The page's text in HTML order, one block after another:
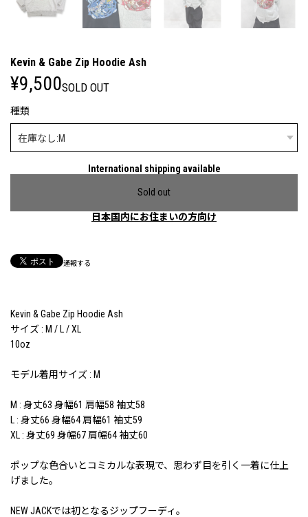
Kevin & Gabe Zip Hoodie Ash
¥9,500SOLD OUT
種類
International shipping available
Sold out
日本国内にお住まいの方向け
通報する
Kevin & Gabe Zip Hoodie Ash
サイズ : M / L / XL
10oz
モデル着用サイズ : M
M : 身丈63 身幅61 肩幅58 袖丈58
L : 身丈66 身幅64 肩幅61 袖丈59
XL : 身丈69 身幅67 肩幅64 袖丈60
ポップな色合いとコミカルな表現で、思わず目を引く一着に仕上
げました。
NEW JACKでは初となるジップフーディ。